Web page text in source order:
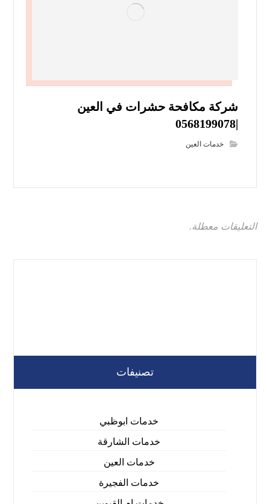
شركة مكافحة حشرات في العين
|0568199078
خدمات العين
التعليقات معطلة.
تصنيفات
خدمات ابوظبي
خدمات الشارقة
خدمات العين
خدمات الفجيرة